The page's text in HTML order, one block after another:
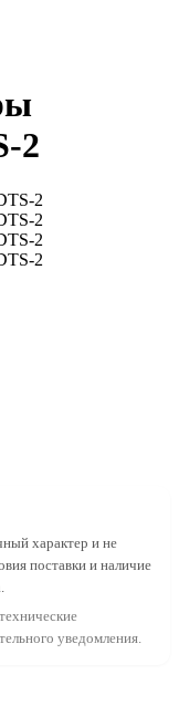
2
характер и не
поставки и наличие
уведомления.